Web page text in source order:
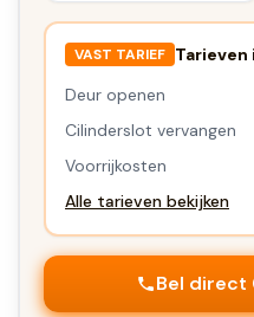
VAST TARIEF Tarieven
Deur openen
Cilinderslot vervangen
Voorrijkosten
Alle tarieven bekijken
Bel direct